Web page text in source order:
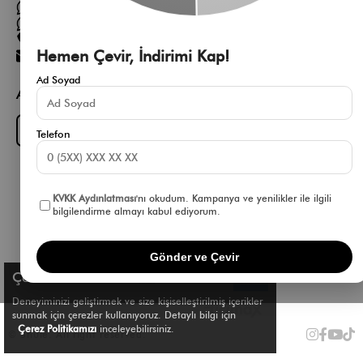
Müşteri Hizmetleri WhatsApp Hattı
[email protected]
App Fırsatlarını Kaçırma
App Store
© Shule. All right reserved.
Çerez Kullanımı
Deneyiminizi geliştirmek ve size kişiselleştirilmiş içerikler
sunmak için çerezler kullanıyoruz. Detaylı bilgi için
Çerez Politikamızı inceleyebilirsiniz.
Hemen Çevir, İndirimi Kap!
Ad Soyad
Telefon
KVKK Aydınlatması'nı okudum. Kampanya ve yenilikler ile ilgili
bilgilendirme almayı kabul ediyorum.
Gönder ve Çevir